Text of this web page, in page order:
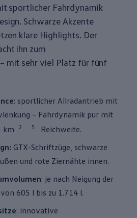
sportlicher Fahrdynamik
Schwarze Akzente
klare Highlights. Der
ihn zum
mit sehr viel Platz für fünf
: sportlicher Allradantrieb mit
– Fahrdynamik pur mit
km
2 5
Reichweite.
GTX-Schriftzüge, schwarze
und rote Ziernähte innen.
: je nach Neigung der
605 l bis zu 1.714 l.
: innovative